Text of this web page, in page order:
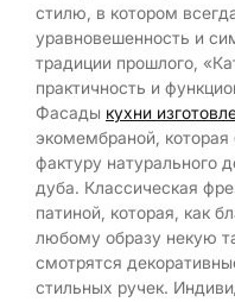
стилю, в котором
уравновешенность и
традиции прошлого,
практичность и
Фасады кухни
экомембраной, которая
фактуру натурального
дуба. Классическая
патиной, которая, как
любому образу некую
смотрятся
стильных ручек.